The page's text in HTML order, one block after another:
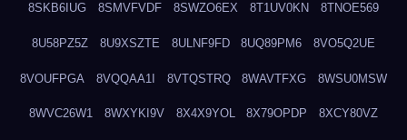
8SKB6IUG 8SMVFVDF 8SWZO6EX 8T1UV0KN 8TNOE569
8U58PZ5Z 8U9XSZTE 8ULNF9FD 8UQ89PM6 8VO5Q2UE
8VOUFPGA 8VQQAA1I 8VTQSTRQ 8WAVTFXG 8WSU0MSW
8WVC26W1 8WXYKI9V 8X4X9YOL 8X79OPDP 8XCY80VZ